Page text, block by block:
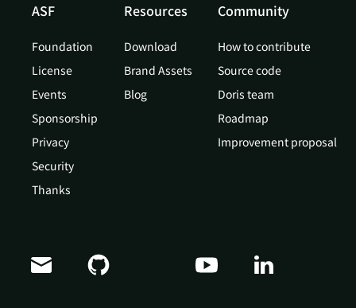
ASF
Foundation
License
Events
Sponsorship
Privacy
Security
Thanks
Resources
Download
Brand Assets
Blog
Community
How to contribute
Source code
Doris team
Roadmap
Improvement proposal